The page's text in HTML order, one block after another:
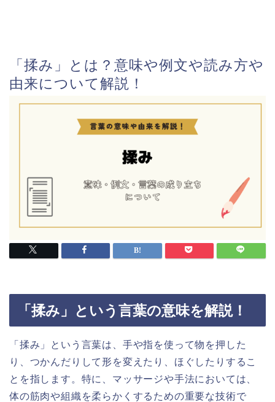
「揉み」とは？意味や例文や読み方や
由来について解説！
「揉み」という言葉の意味を解説！
「揉み」という言葉は、手や指を使って物を押した
り、つかんだりして形を変えたり、ほぐしたりするこ
とを指します。特に、マッサージや手法においては、
体の筋肉や組織を柔らかくするための重要な技術で